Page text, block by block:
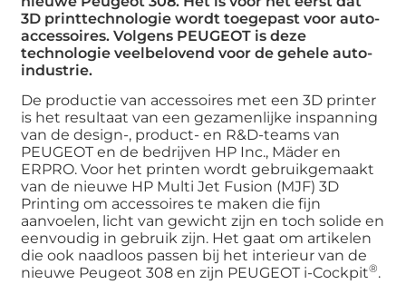
3D printtechnologie wordt toegepast voor auto-
accessoires. Volgens PEUGEOT is deze
technologie veelbelovend voor de gehele auto-
industrie.
De productie van accessoires met een 3D printer
is het resultaat van een gezamenlijke inspanning
van de design-, product- en R&D-teams van
PEUGEOT en de bedrijven HP Inc., Mäder en
ERPRO. Voor het printen wordt gebruikgemaakt
van de nieuwe HP Multi Jet Fusion (MJF) 3D
Printing om accessoires te maken die fijn
aanvoelen, licht van gewicht zijn en toch solide en
eenvoudig in gebruik zijn. Het gaat om artikelen
die ook naadloos passen bij het interieur van de
nieuwe Peugeot 308 en zijn PEUGEOT i-Cockpit®.